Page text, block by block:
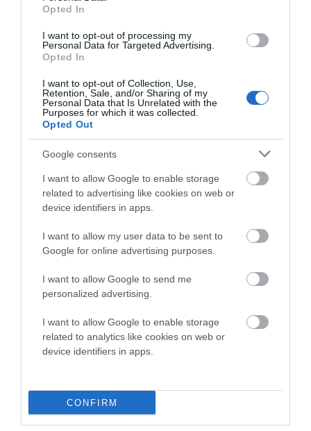
Opted In
I want to opt-out of processing my
Personal Data for Targeted Advertising.
Opted In
I want to opt-out of Collection, Use,
Retention, Sale, and/or Sharing of my
Personal Data that Is Unrelated with the
Purposes for which it was collected.
Opted Out
Google consents
I want to allow Google to enable storage
related to advertising like cookies on web or
device identifiers in apps.
I want to allow my user data to be sent to
Google for online advertising purposes.
I want to allow Google to send me
personalized advertising.
I want to allow Google to enable storage
related to analytics like cookies on web or
device identifiers in apps.
CONFIRM